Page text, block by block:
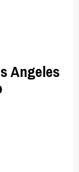
Angeles